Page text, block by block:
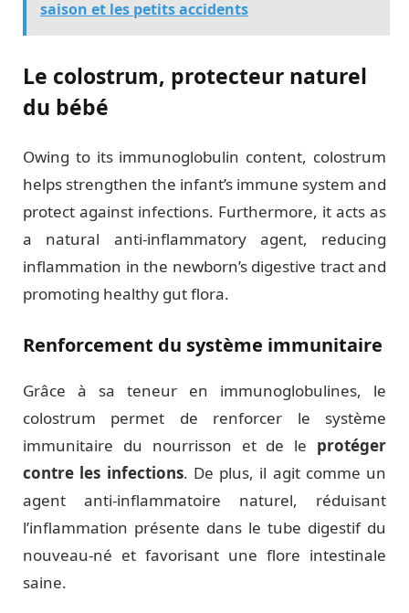
saison et les petits accidents
Le colostrum, protecteur naturel
du bébé
Owing to its immunoglobulin content, colostrum
helps strengthen the infant’s immune system and
protect against infections. Furthermore, it acts as
a natural anti-inflammatory agent, reducing
inflammation in the newborn’s digestive tract and
promoting healthy gut flora.
Renforcement du système immunitaire
Grâce à sa teneur en immunoglobulines, le
colostrum permet de renforcer le système
immunitaire du nourrisson et de le protéger
contre les infections. De plus, il agit comme un
agent anti-inflammatoire naturel, réduisant
l’inflammation présente dans le tube digestif du
nouveau-né et favorisant une flore intestinale
saine.